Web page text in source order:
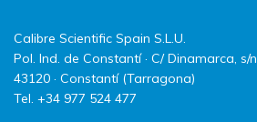
Calibre Scientific Spain S.L.U.
Pol. Ind. de Constantí · C/ Dinamarca, s/n
43120 · Constantí (Tarragona)
Tel. +34 977 524 477